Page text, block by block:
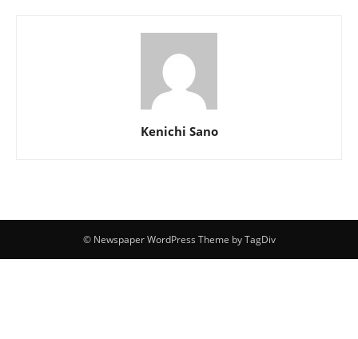
Kenichi Sano
© Newspaper WordPress Theme by TagDiv